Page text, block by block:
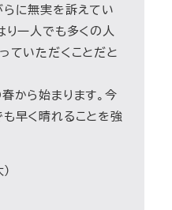
に無実を訴えてい
り一人でも多くの人
ていただくことだと
から始まります。今
早く晴れることを強